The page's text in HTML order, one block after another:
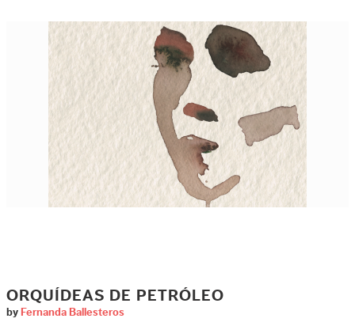
ORQUÍDEAS DE PETRÓLEO
by Fernanda Ballesteros